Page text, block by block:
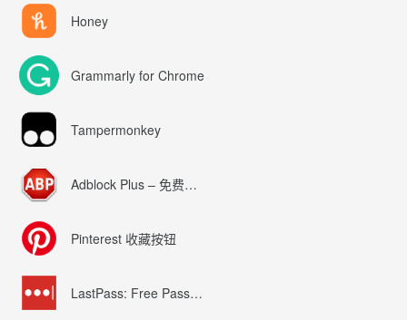
Honey
Grammarly for Chrome
Tampermonkey
Adblock Plus – 免费的广告拦截器
Pinterest 收藏按钮
LastPass: Free Password Manager